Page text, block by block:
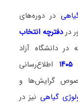
در دوره‌های
دردفترچه انتخاب
دانشگاه آزاد
اطلاع‌رسانی
گرایش‌ها و
گیاهی نیز در